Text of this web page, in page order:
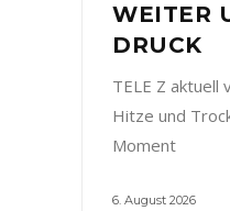
WEITER
DRUCK
TELE Z aktuell
Hitze und
Moment
6. August 2026